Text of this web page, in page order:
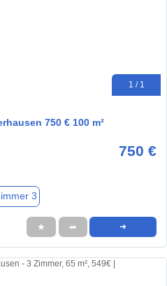
1 / 1
750 € 100 m²
750 €
3
★ ➦ ➜